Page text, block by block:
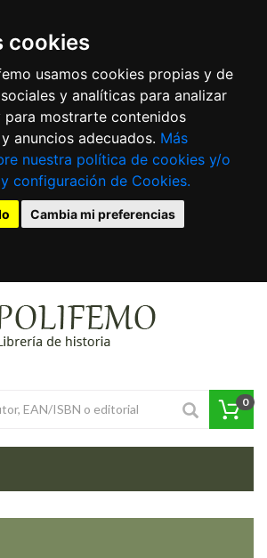
cookies
usamos cookies propias y de
y analíticas para analizar
mostrarte contenidos
anuncios adecuados. Más
nuestra política de cookies y/o
configuración de Cookies.
Cambia mi preferencias
0